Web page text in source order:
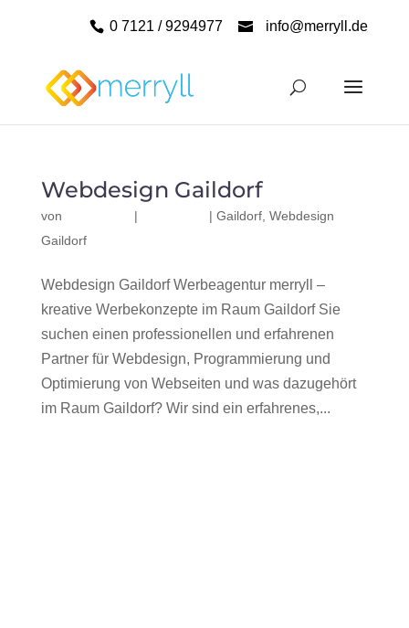
0 7121 / 9294977 info@merryll.de
Webdesign Gaildorf
von | | Gaildorf, Webdesign
Gaildorf
Webdesign Gaildorf Werbeagentur merryll –
kreative Werbekonzepte im Raum Gaildorf Sie
suchen einen professionellen und erfahrenen
Partner für Webdesign, Programmierung und
Optimierung von Webseiten und was dazugehört
im Raum Gaildorf? Wir sind ein erfahrenes,...